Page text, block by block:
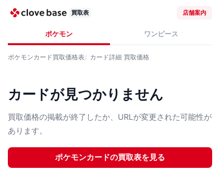
買取表 店舗案内
ポケモン ワンピース
ポケモンカード買取価格表 カード詳細 買取価格
カードが見つかりません
買取価格の掲載が終了したか、URLが変更された可能性が
あります。
ポケモンカードの買取表を見る